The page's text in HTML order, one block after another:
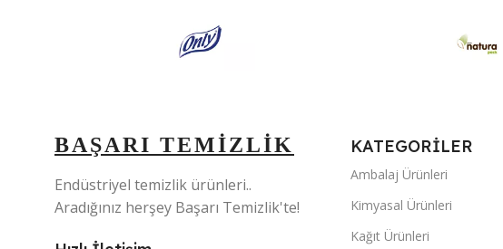
BAŞARI TEMİZLİK
Endüstriyel temizlik ürünleri..
Aradığınız herşey Başarı Temizlik'te!
KATEGORİLER
Ambalaj Ürünleri
Kimyasal Ürünleri
Kağıt Ürünleri